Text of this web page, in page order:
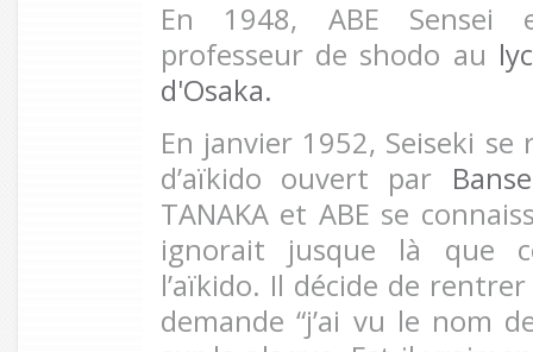
En 1948, ABE Sensei
professeur de shodo au
d'Osaka.
En janvier 1952, Seiseki
d’aïkido ouvert par
TANAKA et ABE se
ignorait jusque là que
l’aïkido. Il décide de
demande “j’ai vu le nom